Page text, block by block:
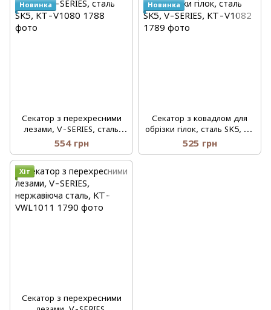
Новинка
Секатор з перехресними
лезами, V-SERIES, сталь
SK5, KT-V1080
554 грн
Новинка
Секатор з ковадлом для
обрізки гілок, сталь SK5, V-
SERIES, KT-V1082
525 грн
Хіт
Секатор з перехресними